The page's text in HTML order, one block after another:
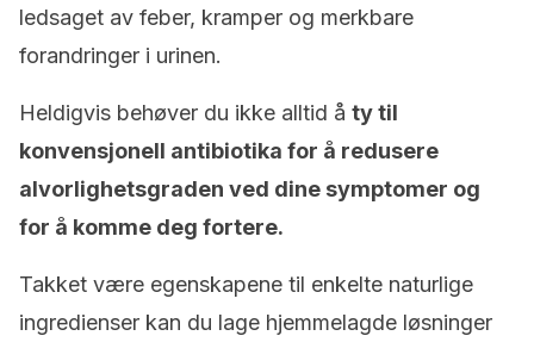
ledsaget av feber, kramper og merkbare
forandringer i urinen.
Heldigvis behøver du ikke alltid å ty til
konvensjonell antibiotika for å redusere
alvorlighetsgraden ved dine symptomer og
for å komme deg fortere.
Takket være egenskapene til enkelte naturlige
ingredienser kan du lage hjemmelagde løsninger